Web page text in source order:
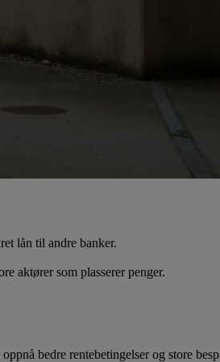
lån til andre banker.
aktører som plasserer penger.
bedre rentebetingelser og store